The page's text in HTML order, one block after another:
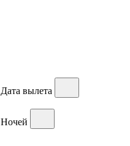
Дата вылета
Ночей